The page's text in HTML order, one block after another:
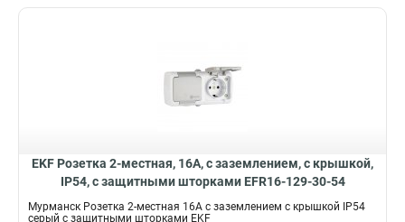
EKF Розетка 2-местная, 16А, с заземлением, с крышкой,
IP54, с защитными шторками EFR16-129-30-54
Мурманск Розетка 2-местная 16А с заземлением с крышкой IP54
серый с защитными шторками EKF